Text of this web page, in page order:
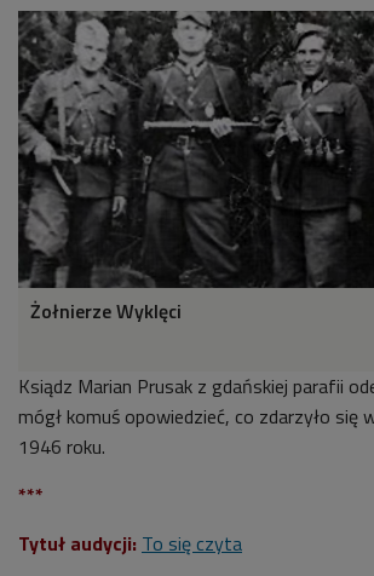
Żołnierze Wyklęci
Ksiądz Marian Prusak z gdańskiej parafii
mógł komuś opowiedzieć, co zdarzyło się
1946 roku.
***
Tytuł audycji: To się czyta